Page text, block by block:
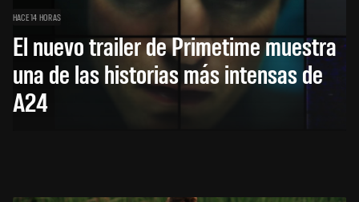
HACE 14 HORAS
El nuevo trailer de Primetime muestra
una de las historias más intensas de
A24